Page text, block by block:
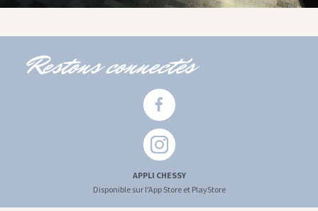
Restons connectés
APPLI CHESSY
Disponible sur l'App Store et PlayStore